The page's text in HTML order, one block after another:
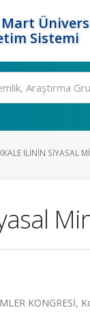
Sistemi
İLININ SIYASAL